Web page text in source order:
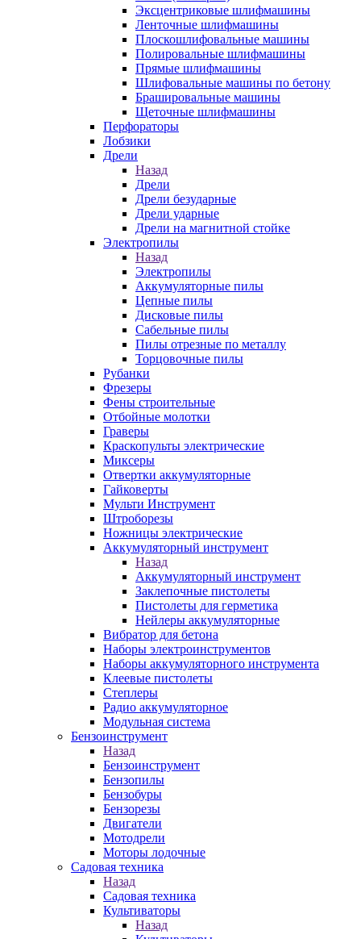
Эксцентриковые шлифмашины
Ленточные шлифмашины
Плоскошлифовальные машины
Полировальные шлифмашины
Прямые шлифмашины
Шлифовальные машины по бетону
Брашировальные машины
Щеточные шлифмашины
Перфораторы
Лобзики
Дрели
Назад
Дрели
Дрели безударные
Дрели ударные
Дрели на магнитной стойке
Электропилы
Назад
Электропилы
Аккумуляторные пилы
Цепные пилы
Дисковые пилы
Сабельные пилы
Пилы отрезные по металлу
Торцовочные пилы
Рубанки
Фрезеры
Фены строительные
Отбойные молотки
Граверы
Краскопульты электрические
Миксеры
Отвертки аккумуляторные
Гайковерты
Мульти Инструмент
Штроборезы
Ножницы электрические
Аккумуляторный инструмент
Назад
Аккумуляторный инструмент
Заклепочные пистолеты
Пистолеты для герметика
Нейлеры аккумуляторные
Вибратор для бетона
Наборы электроинструментов
Наборы аккумуляторного инструмента
Клеевые пистолеты
Степлеры
Радио аккумуляторное
Модульная система
Бензоинструмент
Назад
Бензоинструмент
Бензопилы
Бензобуры
Бензорезы
Двигатели
Мотодрели
Моторы лодочные
Садовая техника
Назад
Садовая техника
Культиваторы
Назад